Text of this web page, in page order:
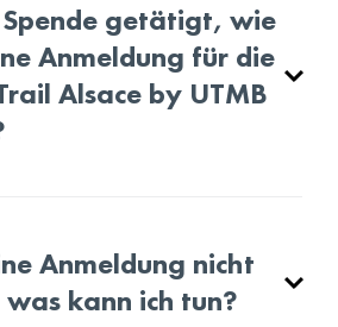
Spende getätigt, wie
Anmeldung für die
Alsace by UTMB
Anmeldung nicht
kann ich tun?